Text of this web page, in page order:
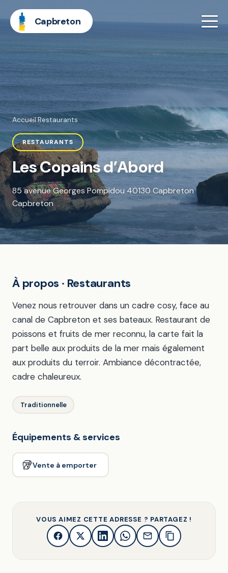
Capbreton
Accueil·Restaurants
RESTAURANTS
Les Copains d’Abord
85 avenue Georges Pompidou 40130 Capbreton
Capbreton
À propos · Restaurants
Venez nous retrouver dans un cadre cosy, face au
canal de Capbreton et ses bateaux. Restaurant de
poissons et fruits de mer reconnu, la carte fait la
part belle aux produits de la mer mais également
aux produits du terroir. Ambiance décontractée,
cadre chaleureux.
Traditionnelle
Équipements & services
🥡Vente à emporter
VOUS AIMEZ CETTE ADRESSE ? PARTAGEZ !